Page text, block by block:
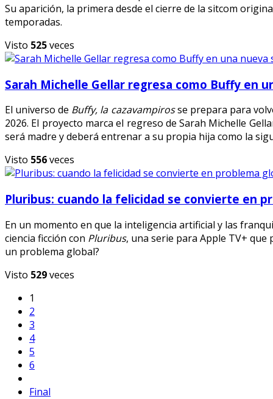
Su aparición, la primera desde el cierre de la sitcom
temporadas.
Visto 525veces
Sarah Michelle Gellar regresa como Buffy en
El universo de Buffy, la cazavampirosse prepara para
2026. El proyecto marca el regreso de Sarah Michelle
será madre y deberá entrenar a su propia hija como la
Visto 556veces
Pluribus: cuando la felicidad se convierte en
En un momento en que la inteligencia artificial y las
ciencia ficción con Pluribus, una serie para Apple TV+ que
un problema global?
Visto 529veces
1
2
3
4
5
6
Final